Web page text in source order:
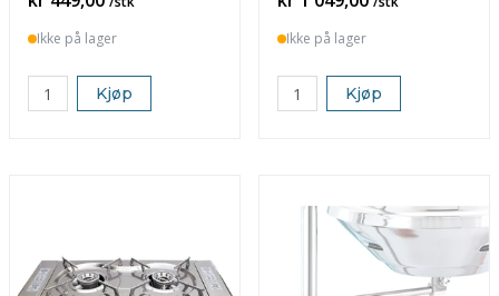
Ikke på lager
Kjøp
Ikke på lager
Kjøp